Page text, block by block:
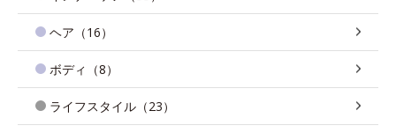
ヘア（16）
ボディ（8）
ライフスタイル（23）